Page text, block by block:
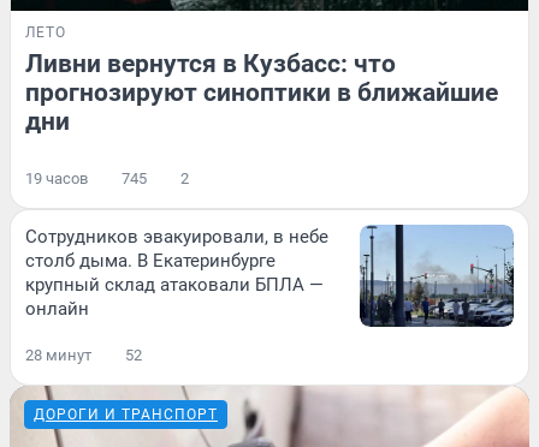
ЛЕТО
Ливни вернутся в Кузбасс: что
прогнозируют синоптики в ближайшие
дни
19 часов 745 2
Сотрудников эвакуировали, в небе
столб дыма. В Екатеринбурге
крупный склад атаковали БПЛА —
онлайн
28 минут 52
ДОРОГИ И ТРАНСПОРТ